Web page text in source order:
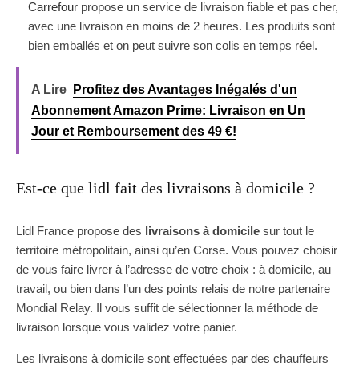
Carrefour propose un service de livraison fiable et pas cher,
avec une livraison en moins de 2 heures. Les produits sont
bien emballés et on peut suivre son colis en temps réel.
A Lire
Profitez des Avantages Inégalés d'un
Abonnement Amazon Prime: Livraison en Un
Jour et Remboursement des 49 €!
Est-ce que lidl fait des livraisons à domicile ?
Lidl France propose des livraisons à domicile sur tout le
territoire métropolitain, ainsi qu’en Corse. Vous pouvez choisir
de vous faire livrer à l’adresse de votre choix : à domicile, au
travail, ou bien dans l’un des points relais de notre partenaire
Mondial Relay. Il vous suffit de sélectionner la méthode de
livraison lorsque vous validez votre panier.
Les livraisons à domicile sont effectuées par des chauffeurs